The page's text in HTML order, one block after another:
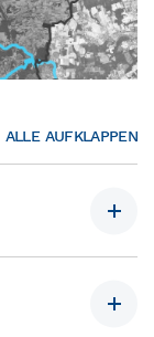
ALLE AUFKLAPPEN